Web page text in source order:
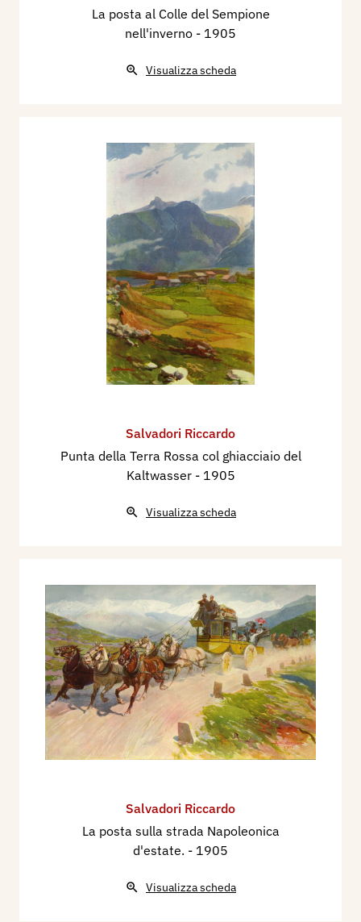
La posta al Colle del Sempione
nell'inverno - 1905
Visualizza scheda
Salvadori Riccardo
Punta della Terra Rossa col ghiacciaio del
Kaltwasser - 1905
Visualizza scheda
Salvadori Riccardo
La posta sulla strada Napoleonica
d'estate. - 1905
Visualizza scheda